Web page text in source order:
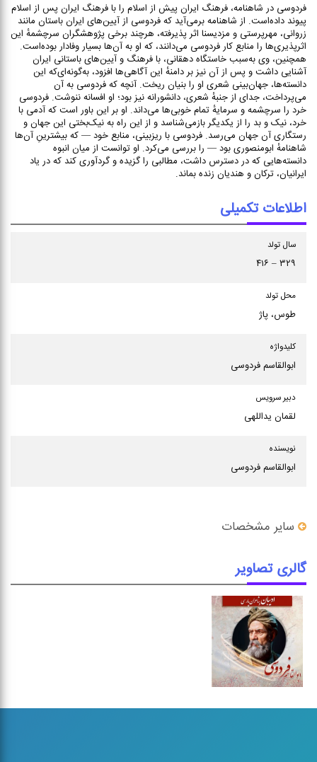
فردوسی در شاهنامه، فرهنگ ایران پیش از اسلام را با فرهنگ ایران پس از اسلام
پیوند داده‌است. از شاهنامه برمی‌آید که فردوسی از آیین‌های ایران باستان مانند
زروانی، مهرپرستی و مزدیسنا اثر پذیرفته، هرچند برخی پژوهشگران سرچشمهٔ این
اثرپذیری‌ها را منابع کار فردوسی می‌دانند، که او به آن‌ها بسیار وفادار بوده‌است.
همچنین، وی به‌سبب خاستگاه دهقانی، با فرهنگ و آیین‌های باستانی ایران
آشنایی داشت و پس از آن نیز بر دامنهٔ این آگاهی‌ها افزود، به‌گونه‌ای‌که این
دانسته‌ها، جهان‌بینی شعری او را بنیان ریخت. آنچه که فردوسی به آن
می‌پرداخت، جدای از جنبهٔ شعری، دانشورانه نیز بود؛ او افسانه ننوشت. فردوسی
خرد را سرچشمه و سرمایهٔ تمام خوبی‌ها می‌داند. او بر این باور است که آدمی با
خرد، نیک و بد را از یکدیگر بازمی‌شناسد و از این راه به نیک‌بختی این جهان و
رستگاری آن جهان می‌رسد. فردوسی با ریزبینی، منابع خود — که بیشترینِ آن‌ها
شاهنامهٔ ابومنصوری بود — را بررسی می‌کرد. او توانست از میان انبوه
دانسته‌هایی که در دسترس داشت، مطالبی را گزیده و گردآوری کند که در یاد
ایرانیان، ترکان و هندیان زنده بماند.
اطلاعات تکمیلی
سال تولد
۳۲۹ – ۴۱۶
محل تولد
طوس، پاژ
كلیدواژه
ابوالقاسم فردوسی
دبیر سرویس
لقمان یداللهی
نویسنده
ابوالقاسم فردوسی
سایر مشخصات
گالری تصاویر